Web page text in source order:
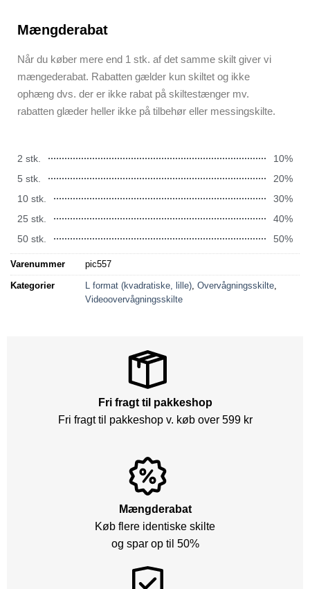
Mængderabat
Når du køber mere end 1 stk. af det samme skilt giver vi
mængederabat. Rabatten gælder kun skiltet og ikke
ophæng dvs. der er ikke rabat på skiltestænger mv.
rabatten glæder heller ikke på tilbehør eller messingskilte.
2 stk.
10%
5 stk.
20%
10 stk.
30%
25 stk.
40%
50 stk.
50%
Varenummer pic557
Kategorier L format (kvadratiske, lille), Overvågningsskilte,
Videoovervågningsskilte
Fri fragt til pakkeshop
Fri fragt til pakkeshop v. køb over 599 kr
Mængderabat
Køb flere identiske skilte
og spar op til 50%